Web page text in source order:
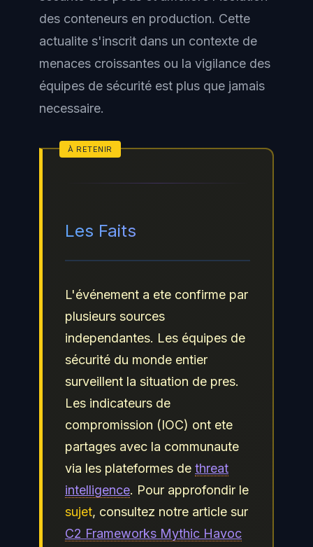
des conteneurs en production. Cette
actualite s'inscrit dans un contexte de
menaces croissantes ou la vigilance des
équipes de sécurité est plus que jamais
necessaire.
Les Faits
L'événement a ete confirme par
plusieurs sources
independantes. Les équipes de
sécurité du monde entier
surveillent la situation de pres.
Les indicateurs de
compromission (IOC) ont ete
partages avec la communaute
via les plateformes de threat
intelligence. Pour approfondir le
sujet, consultez notre article sur
C2 Frameworks Mythic Havoc